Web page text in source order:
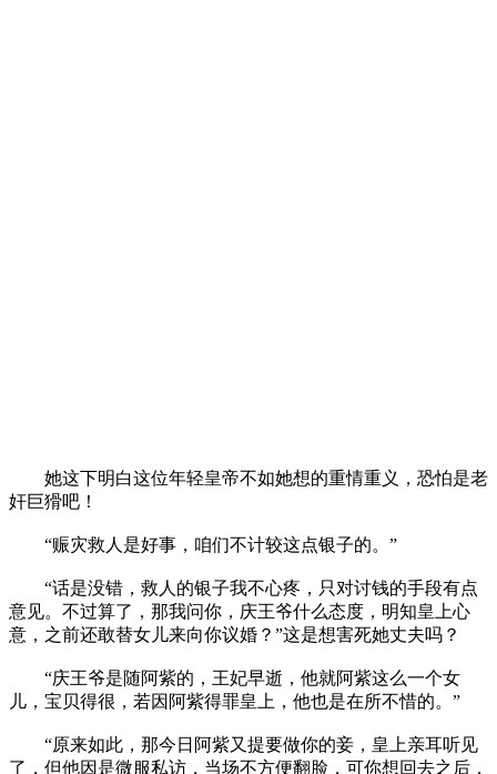
她这下明白这位年轻皇帝不如她想的重情重义，恐怕是老
奸巨猾吧！
“赈灾救人是好事，咱们不计较这点银子的。”
“话是没错，救人的银子我不心疼，只对讨钱的手段有点
意见。不过算了，那我问你，庆王爷什么态度，明知皇上心
意，之前还敢替女儿来向你议婚？”这是想害死她丈夫吗？
“庆王爷是随阿紫的，王妃早逝，他就阿紫这么一个女
儿，宝贝得很，若因阿紫得罪皇上，他也是在所不惜的。”
“原来如此，那今日阿紫又提要做你的妾，皇上亲耳听见
了，但他因是微服私访，当场不方便翻脸，可你想回去之后，